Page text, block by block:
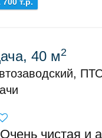
40 м2
Очень чистая и